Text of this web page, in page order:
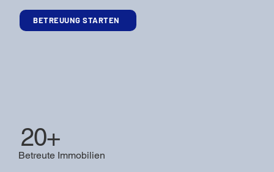
BETREUUNG STARTEN
20+
Betreute Immobilien